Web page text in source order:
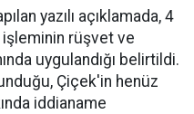
yazılı açıklamada, 4
rüşvet ve
uygulandığı belirtildi.
Çiçek'in henüz
iddianame